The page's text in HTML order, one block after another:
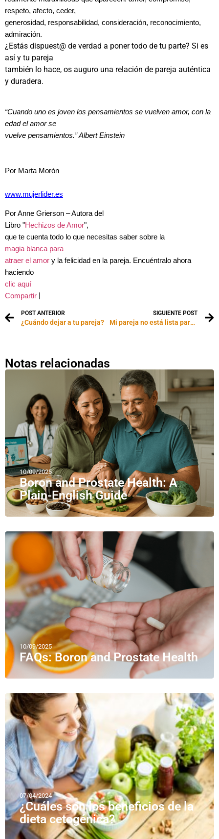
respeto, afecto, ceder,
generosidad, responsabilidad, consideración, reconocimiento,
admiración.
¿Estás dispuest@ de verdad a poner todo de tu parte? Si es
así y tu pareja
también lo hace, os auguro una relación de pareja auténtica
y duradera.
“Cuando uno es joven los pensamientos se vuelven amor, con la
edad el amor se
vuelve pensamientos.” Albert Einstein
Por Marta Morón
www.mujerlider.es
Por Anne Grierson –Autora del
Libro "Hechizos de Amor",
que te cuenta todo lo que necesitas saber sobre la
magia blanca para
atraer el amor y la felicidad en la pareja. Encuéntralo ahora
haciendo
clic aquí
Compartir |
POST ANTERIOR
¿Cuándo dejar a tu pareja?
SIGUIENTE POST
Mi pareja no está lista para tener hijos
Notas relacionadas
10/09/2025
Boron and Prostate Health: A
Plain-English Guide
10/09/2025
FAQs: Boron and Prostate Health
07/04/2024
¿Cuáles son los beneficios de la
dieta cetogénica?